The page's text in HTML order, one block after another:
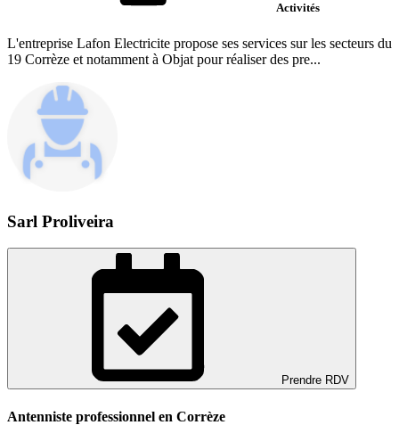
Activités
L'entreprise Lafon Electricite propose ses services sur les secteurs du
19 Corrèze et notamment à Objat pour réaliser des pre...
Sarl Proliveira
Prendre RDV
Antenniste professionnel en Corrèze